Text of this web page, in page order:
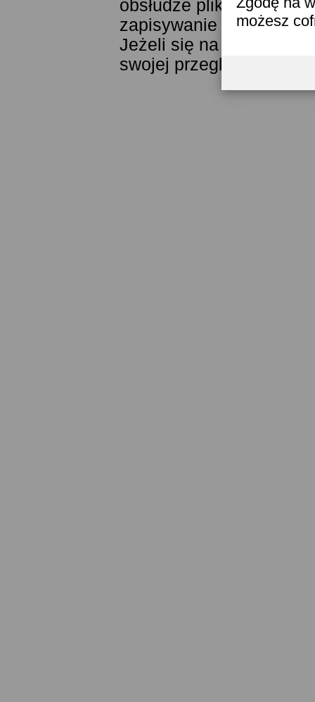
możesz
obsłudze plików
zapisywanie ich w
Jeżeli się na to nie
swojej przeglądarki.